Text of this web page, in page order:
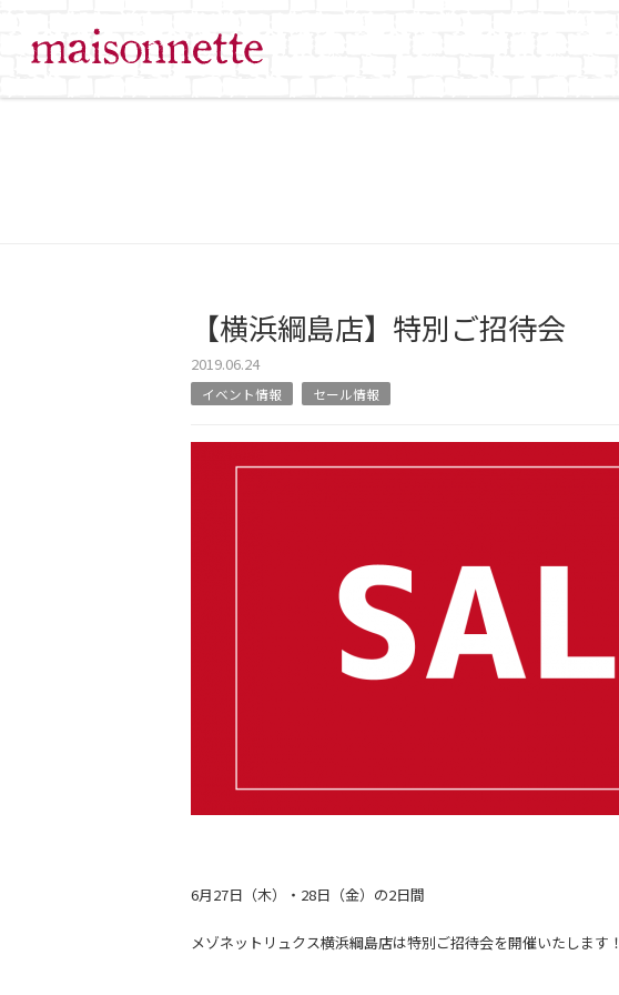
【横浜綱島店】特別ご招待会
2019.06.24
イベント情報 セール情報
6月27日（木）・28日（金）の2日間
メゾネットリュクス横浜綱島店は特別ご招待会を開催いたします！